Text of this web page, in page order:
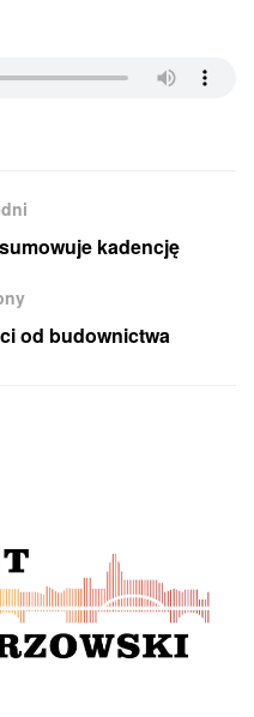
kadencję
od budownictwa